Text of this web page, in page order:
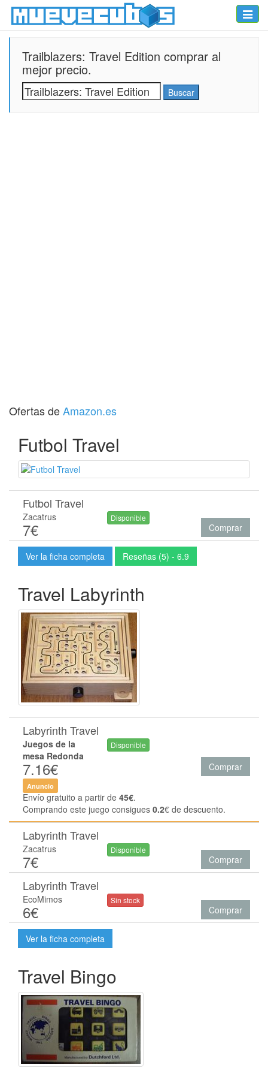
Toggle
Trailblazers: Travel Edition comprar al
mejor precio.
Ofertas deAmazon.es
Futbol Travel
Futbol Travel
Zacatrus
7€
Disponible
Comprar
Ver la ficha completa Reseñas (5) - 6.9
Travel Labyrinth
Labyrinth Travel
Juegos de la
mesa Redonda
7.16€
Disponible
Comprar
Anuncio
Envío gratuito a partir de 45€.
Comprando este juego consigues 0.2€ de descuento.
Labyrinth Travel
Zacatrus
7€
Disponible
Comprar
Labyrinth Travel
EcoMimos
6€
Sin stock
Comprar
Ver la ficha completa
Travel Bingo